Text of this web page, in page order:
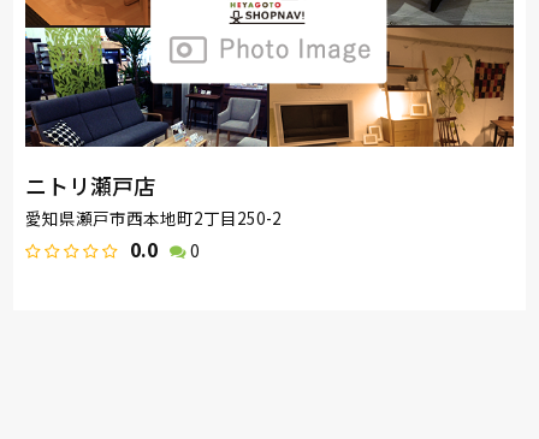
ニトリ瀬戸店
愛知県瀬戸市西本地町2丁目250-2
0.0 0